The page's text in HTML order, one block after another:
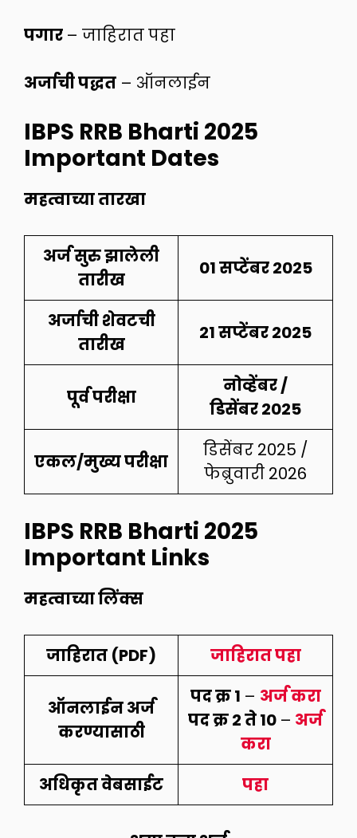
पगार – जाहिरात पहा
अर्जाची पद्धत – ऑनलाईन
IBPS RRB Bharti 2025
Important Dates
महत्वाच्या तारखा
अर्ज सुरु झालेली
तारीख
01 सप्टेंबर 2025
अर्जाची शेवटची
तारीख
21 सप्टेंबर 2025
पूर्व परीक्षा
नोव्हेंबर /
डिसेंबर 2025
एकल/मुख्य परीक्षा
डिसेंबर 2025 /
फेब्रुवारी 2026
IBPS RRB Bharti 2025
Important Links
महत्वाच्या लिंक्स
जाहिरात (PDF) जाहिरात पहा
ऑनलाईन अर्ज
करण्यासाठी
पद क्र 1 – अर्ज करा
पद क्र 2 ते 10 – अर्ज
करा
अधिकृत वेबसाईट
पहा